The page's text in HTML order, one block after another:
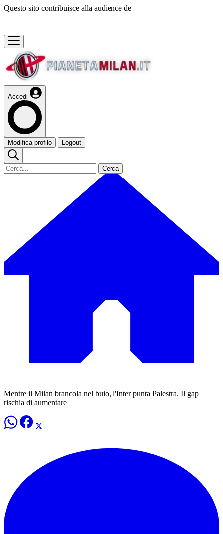
Questo sito contribuisce alla audience de
Accedi
Modifica profilo Logout
Cerca
Mentre il Milan brancola nel buio, l'Inter punta Palestra. Il gap
rischia di aumentare